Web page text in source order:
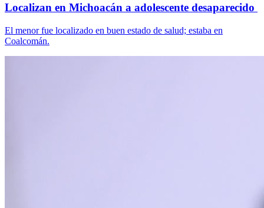
Localizan en Michoacán a adolescente desaparecido
El menor fue localizado en buen estado de salud; estaba en
Coalcomán.